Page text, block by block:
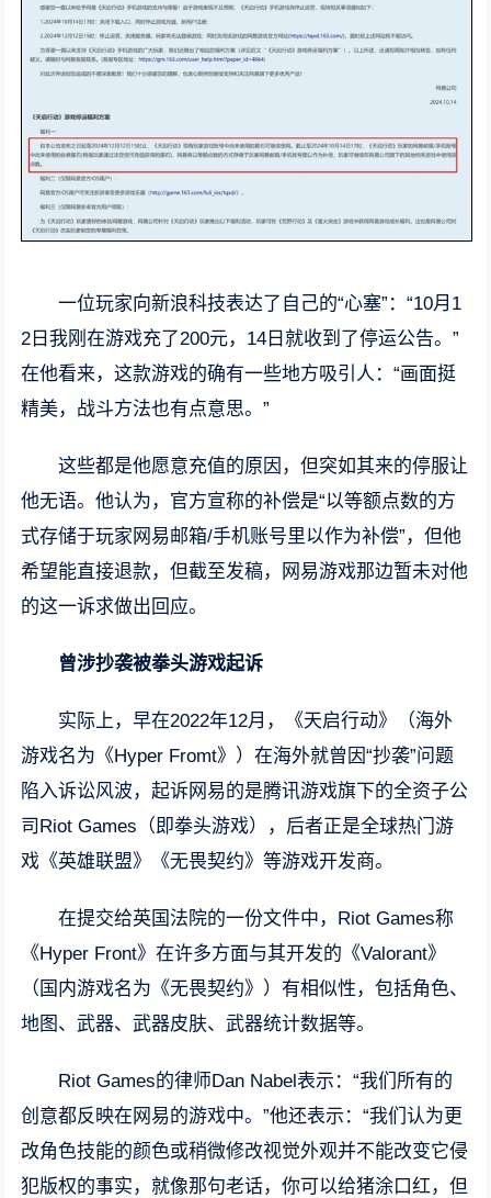
一位玩家向新浪科技表达了自己的“心塞”：“10月1
2日我刚在游戏充了200元，14日就收到了停运公告。”
在他看来，这款游戏的确有一些地方吸引人：“画面挺
精美，战斗方法也有点意思。”
这些都是他愿意充值的原因，但突如其来的停服让
他无语。他认为，官方宣称的补偿是“以等额点数的方
式存储于玩家网易邮箱/手机账号里以作为补偿”，但他
希望能直接退款，但截至发稿，网易游戏那边暂未对他
的这一诉求做出回应。
曾涉抄袭被拳头游戏起诉
实际上，早在2022年12月，《天启行动》（海外
游戏名为《Hyper Fromt》）在海外就曾因“抄袭”问题
陷入诉讼风波，起诉网易的是腾讯游戏旗下的全资子公
司Riot Games（即拳头游戏），后者正是全球热门游
戏《英雄联盟》《无畏契约》等游戏开发商。
在提交给英国法院的一份文件中，Riot Games称
《Hyper Front》在许多方面与其开发的《Valorant》
（国内游戏名为《无畏契约》）有相似性，包括角色、
地图、武器、武器皮肤、武器统计数据等。
Riot Games的律师Dan Nabel表示：“我们所有的
创意都反映在网易的游戏中。”他还表示：“我们认为更
改角色技能的颜色或稍微修改视觉外观并不能改变它侵
犯版权的事实，就像那句老话，你可以给猪涂口红，但